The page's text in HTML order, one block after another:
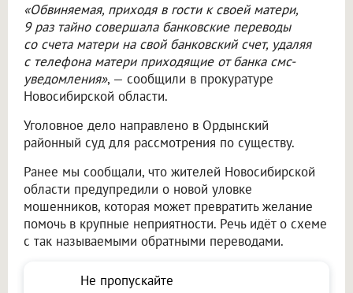
«Обвиняемая, приходя в гости к своей матери,
9 раз тайно совершала банковские переводы
со счета матери на свой банковский счет, удаляя
с телефона матери приходящие от банка смс-
уведомления», — сообщили в прокуратуре
Новосибирской области.
Уголовное дело направлено в Ордынский
районный суд для рассмотрения по существу.
Ранее мы сообщали, что жителей Новосибирской
области предупредили о новой уловке
мошенников, которая может превратить желание
помочь в крупные неприятности. Речь идёт о схеме
с так называемыми обратными переводами.
Не пропускайте